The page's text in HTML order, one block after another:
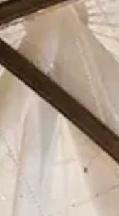
Asociados